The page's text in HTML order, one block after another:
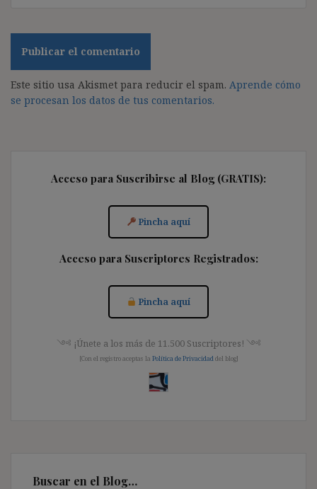
Este sitio usa Akismet para reducir el spam. Aprende cómo
se procesan los datos de tus comentarios.
Acceso para Suscribirse al Blog (GRATIS):
Pincha aquí
Acceso para Suscriptores Registrados:
Pincha aquí
༺ ¡Únete a los más de 11.500 Suscriptores! ༺
[Con el registro aceptas la Política de Privacidad del blog]
Buscar en el Blog…